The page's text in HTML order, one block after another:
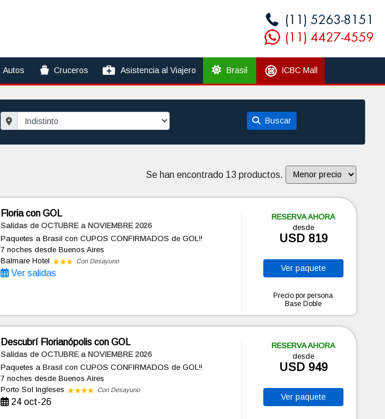
Autos Cruceros Asistencia al Viajero Brasil ICBC Mall
Buscar
Se han encontrado 13 productos.
Floria con GOL
Salidas de OCTUBRE a NOVIEMBRE 2026
Paquetes a Brasil con CUPOS CONFIRMADOS de GOL!!
7 noches desde Buenos Aires
Balmare Hotel
Con Desayuno
Ver salidas
RESERVA AHORA
desde
USD 819
Ver paquete
Precio por persona
Base Doble
Descubrí Florianópolis con GOL
Salidas de OCTUBRE a NOVIEMBRE 2026
Paquetes a Brasil con CUPOS CONFIRMADOS de GOL!!
7 noches desde Buenos Aires
Porto Sol Ingleses
Con Desayuno
24 oct-26
RESERVA AHORA
desde
USD 949
Ver paquete